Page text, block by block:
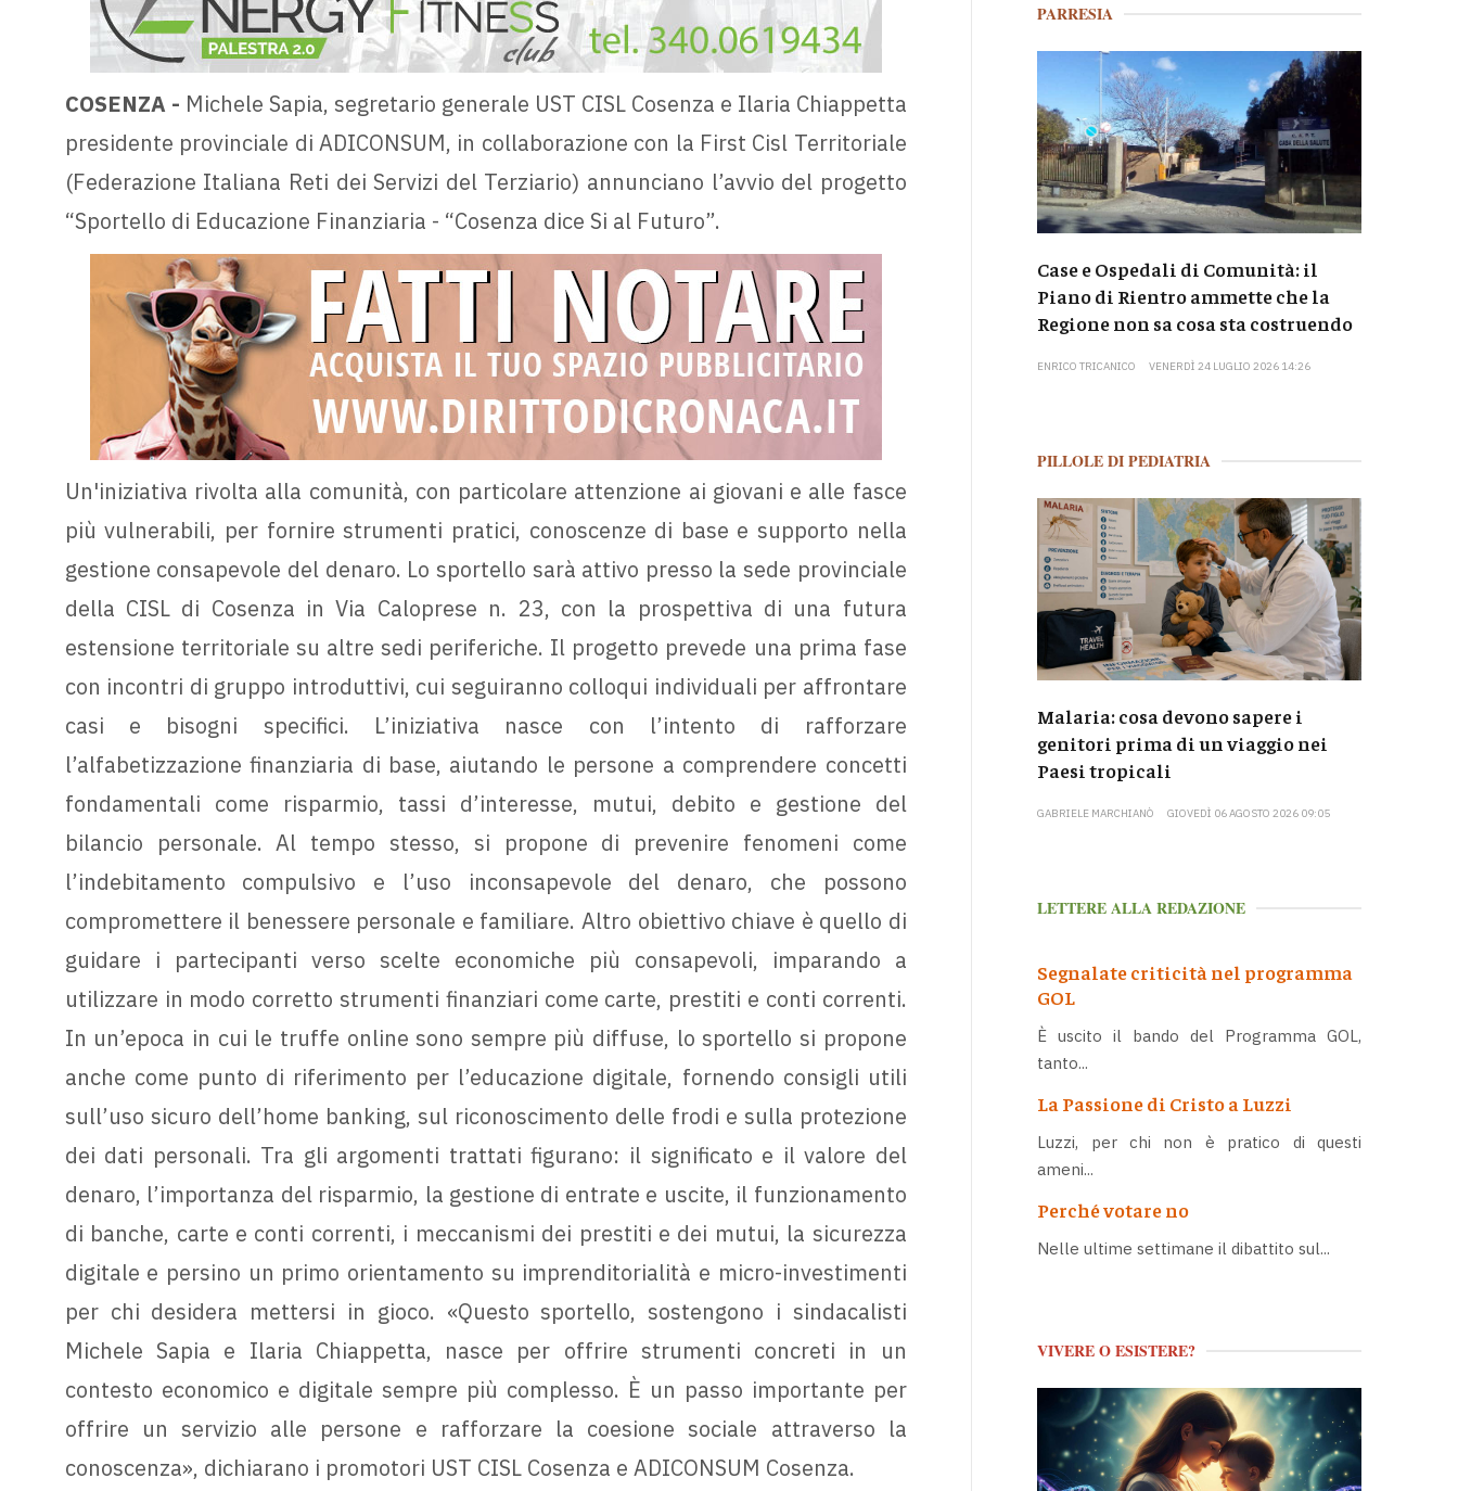
COSENZA - Michele Sapia, segretario generale UST CISL Cosenza e Ilaria Chiappetta
presidente provinciale di ADICONSUM, in collaborazione con la First Cisl Territoriale
(Federazione Italiana Reti dei Servizi del Terziario) annunciano l’avvio del progetto
“Sportello di Educazione Finanziaria - “Cosenza dice Si al Futuro”.
Un'iniziativa rivolta alla comunità, con particolare attenzione ai giovani e alle fasce
più vulnerabili, per fornire strumenti pratici, conoscenze di base e supporto nella
gestione consapevole del denaro. Lo sportello sarà attivo presso la sede provinciale
della CISL di Cosenza in Via Caloprese n. 23, con la prospettiva di una futura
estensione territoriale su altre sedi periferiche. Il progetto prevede una prima fase
con incontri di gruppo introduttivi, cui seguiranno colloqui individuali per affrontare
casi e bisogni specifici. L’iniziativa nasce con l’intento di rafforzare
l’alfabetizzazione finanziaria di base, aiutando le persone a comprendere concetti
fondamentali come risparmio, tassi d’interesse, mutui, debito e gestione del
bilancio personale. Al tempo stesso, si propone di prevenire fenomeni come
l’indebitamento compulsivo e l’uso inconsapevole del denaro, che possono
compromettere il benessere personale e familiare. Altro obiettivo chiave è quello di
guidare i partecipanti verso scelte economiche più consapevoli, imparando a
utilizzare in modo corretto strumenti finanziari come carte, prestiti e conti correnti.
In un’epoca in cui le truffe online sono sempre più diffuse, lo sportello si propone
anche come punto di riferimento per l’educazione digitale, fornendo consigli utili
sull’uso sicuro dell’home banking, sul riconoscimento delle frodi e sulla protezione
dei dati personali. Tra gli argomenti trattati figurano: il significato e il valore del
denaro, l’importanza del risparmio, la gestione di entrate e uscite, il funzionamento
di banche, carte e conti correnti, i meccanismi dei prestiti e dei mutui, la sicurezza
digitale e persino un primo orientamento su imprenditorialità e micro-investimenti
per chi desidera mettersi in gioco. «Questo sportello, sostengono i sindacalisti
Michele Sapia e Ilaria Chiappetta, nasce per offrire strumenti concreti in un
contesto economico e digitale sempre più complesso. È un passo importante per
offrire un servizio alle persone e rafforzare la coesione sociale attraverso la
conoscenza», dichiarano i promotori UST CISL Cosenza e ADICONSUM Cosenza.
PARRESIA
Case e Ospedali di Comunità: il
Piano di Rientro ammette che la
Regione non sa cosa sta costruendo
ENRICO TRICANICO VENERDÌ 24 LUGLIO 2026 14:26
PILLOLE DI PEDIATRIA
Malaria: cosa devono sapere i
genitori prima di un viaggio nei
Paesi tropicali
GABRIELE MARCHIANÒ GIOVEDÌ 06 AGOSTO 2026 09:05
LETTERE ALLA REDAZIONE
Segnalate criticità nel programma
GOL
È uscito il bando del Programma GOL,
tanto...
La Passione di Cristo a Luzzi
Luzzi, per chi non è pratico di questi
ameni...
Perché votare no
Nelle ultime settimane il dibattito sul...
VIVERE O ESISTERE?